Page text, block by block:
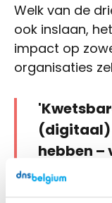
Welk van de
ook inslaan,
impact op
organisaties
(digitaal)
hebben –
gevoel